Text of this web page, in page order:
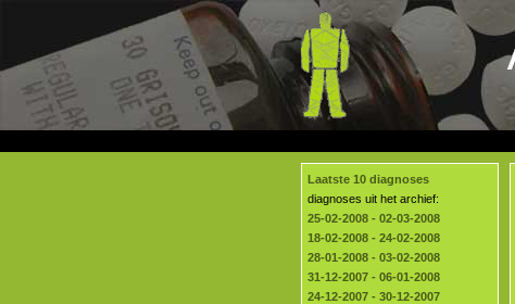
Laatste 10 diagnoses
diagnoses uit het archief:
25-02-2008 - 02-03-2008
18-02-2008 - 24-02-2008
28-01-2008 - 03-02-2008
31-12-2007 - 06-01-2008
24-12-2007 - 30-12-2007